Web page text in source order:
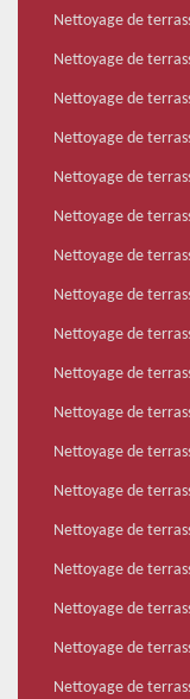
Nettoyage de
Nettoyage de
Nettoyage de
Nettoyage de
Nettoyage de
Nettoyage de
Nettoyage de
Nettoyage de
Nettoyage de
Nettoyage de
Nettoyage de
Nettoyage de
Nettoyage de
Nettoyage de
Nettoyage de
Nettoyage de
Nettoyage de
Nettoyage de